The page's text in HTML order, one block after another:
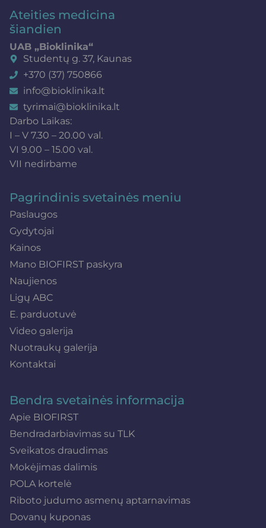
Ateities medicina
šiandien
UAB „Bioklinika“
Studentų g. 37, Kaunas
+370 (37) 750866
info@bioklinika.lt
tyrimai@bioklinika.lt
Darbo Laikas:
I – V 7.30 – 20.00 val.
VI 9.00 – 15.00 val.
VII nedirbame
Pagrindinis svetainės meniu
Paslaugos
Gydytojai
Kainos
Mano BIOFIRST paskyra
Naujienos
Ligų ABC
E. parduotuvė
Video galerija
Nuotraukų galerija
Kontaktai
Bendra svetainės informacija
Apie BIOFIRST
Bendradarbiavimas su TLK
Sveikatos draudimas
Mokėjimas dalimis
POLA kortelė
Riboto judumo asmenų aptarnavimas
Dovanų kuponas